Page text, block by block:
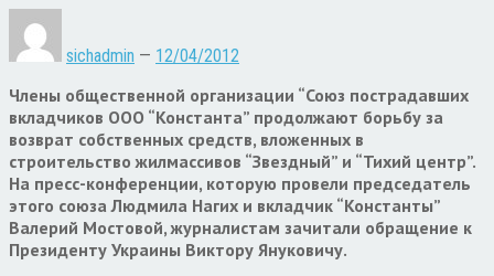
sichadmin — 12/04/2012
Члены общественной организации “Союз пострадавших
вкладчиков ООО “Константа” продолжают борьбу за
возврат собственных средств, вложенных в
строительство жилмассивов “Звездный” и “Тихий центр”.
На пресс-конференции, которую провели председатель
этого союза Людмила Нагих и вкладчик “Константы”
Валерий Мостовой, журналистам зачитали обращение к
Президенту Украины Виктору Януковичу.